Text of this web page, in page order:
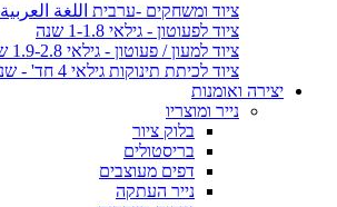
ציוד ומשחקים -ערבית اللغة العربية
ציוד לפעוטון - גילאי 1-1.8 שנה
ציוד למעון / פעוטון - גילאי 1.9-2.8 שנה
ציוד לכיתת תינוקות גילאי 4 חד' - שנה
יצירה ואומנות
נייר ומוצריו
בלוק ציור
בריסטולים
דפים מעוצבים
נייר העתקה